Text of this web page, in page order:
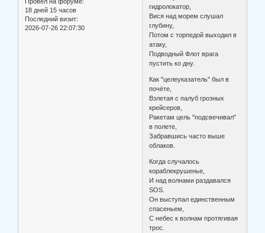
18 дней 15 часов
Последний визит:
2026-07-26 22:07:30
гидролокатор,
Вися над морем слушал
глубину,
Потом с торпедой выходил в
атаку,
Подводный Флот врага
пустить ко дну.
Как "целеуказатель" был в
почёте,
Взлетая с палуб грозных
крейсеров,
Ракетам цель "подсвечивал"
в полете,
Забравшись часто выше
облаков.
Когда случалось
кораблекрушенье,
И над волнами раздавался
SOS.
Он выступал единственным
спасеньем,
С небес к волнам протягивая
трос.